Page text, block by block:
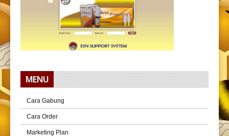
MENU
Cara Gabung
Cara Order
Marketing Plan